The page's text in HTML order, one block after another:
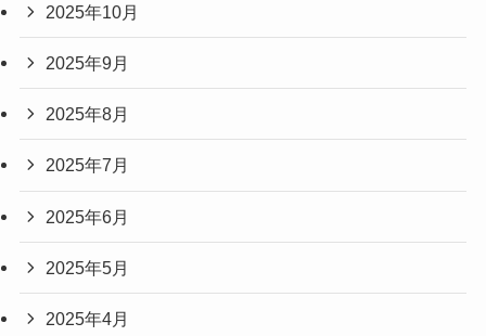
2025年10月
2025年9月
2025年8月
2025年7月
2025年6月
2025年5月
2025年4月